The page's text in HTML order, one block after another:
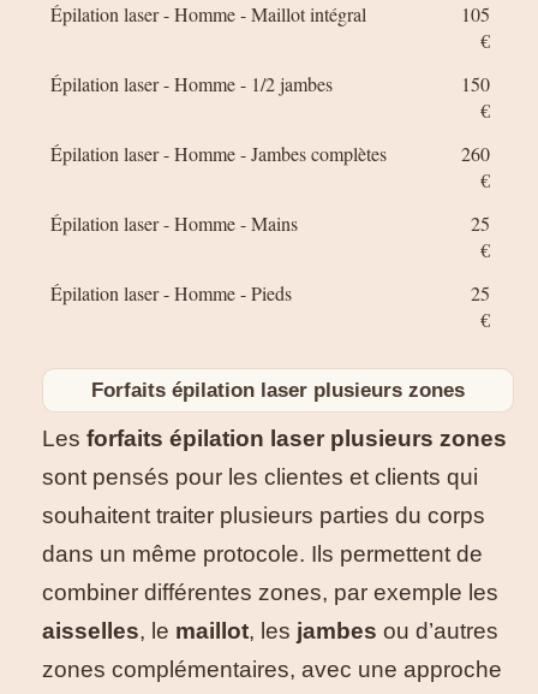
Épilation laser - Homme - Maillot intégral
105
€
Épilation laser - Homme - 1/2 jambes
150
€
Épilation laser - Homme - Jambes complètes
260
€
Épilation laser - Homme - Mains
25
€
Épilation laser - Homme - Pieds
25
€
Forfaits épilation laser plusieurs zones
Les forfaits épilation laser plusieurs zones
sont pensés pour les clientes et clients qui
souhaitent traiter plusieurs parties du corps
dans un même protocole. Ils permettent de
combiner différentes zones, par exemple les
aisselles, le maillot, les jambes ou d’autres
zones complémentaires, avec une approche